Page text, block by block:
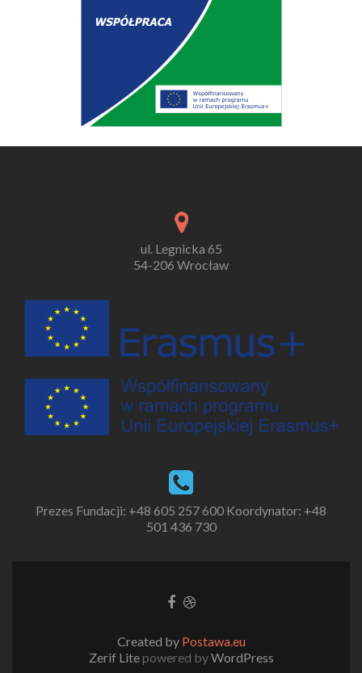
ul. Legnicka 65
54-206 Wrocław
Prezes Fundacji: +48 605 257 600 Koordynator: +48
501 436 730
Created by Postawa.eu
Zerif Litepowered byWordPress